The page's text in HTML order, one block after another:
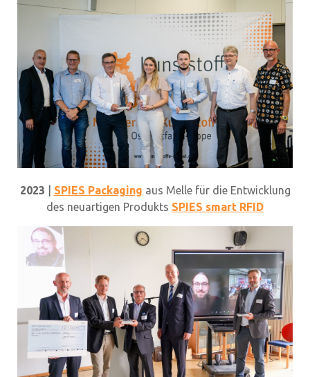
2023 SPIES Packaging aus Melle für die Entwicklung
des neuartigen Produkts SPIES smart RFID